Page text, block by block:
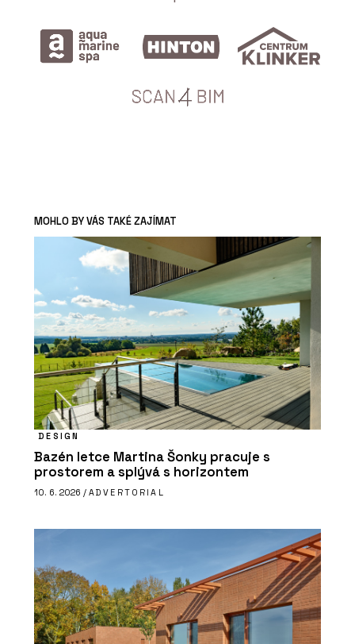
MOHLO BY VÁS TAKÉ ZAJÍMAT
DESIGN
Bazén letce Martina Šonky pracuje s
prostorem a splývá s horizontem
10. 6. 2026 / ADVERTORIAL